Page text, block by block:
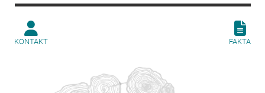
KONTAKT FAKTA